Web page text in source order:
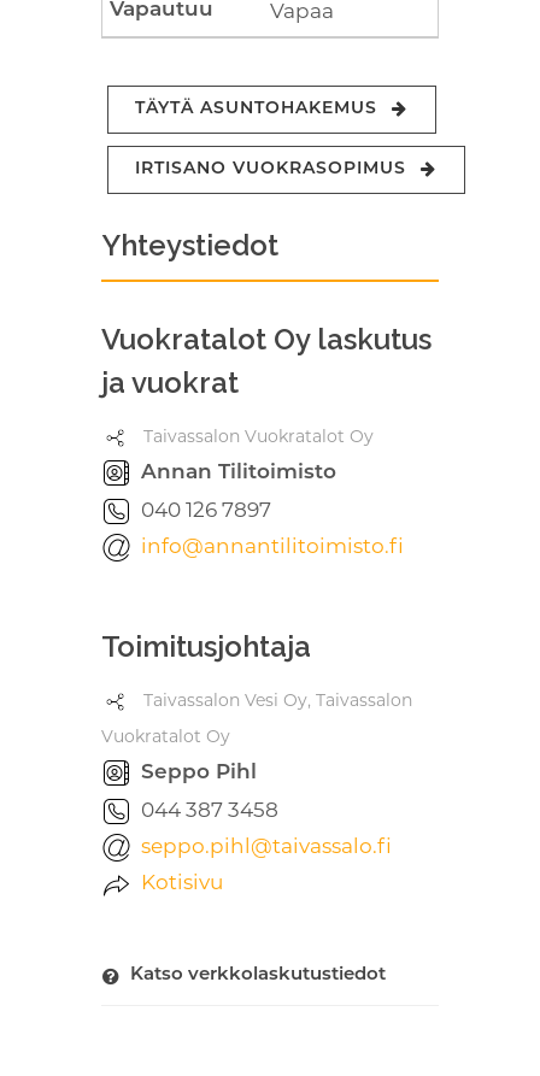
Vapaa
TÄYTÄ ASUNTOHAKEMUS
IRTISANO VUOKRASOPIMUS
Yhteystiedot
Vuokratalot Oy laskutus
ja vuokrat
Taivassalon Vuokratalot Oy
Annan Tilitoimisto
040 126 7897
info@annantilitoimisto.fi
Toimitusjohtaja
Taivassalon Vesi Oy, Taivassalon
Vuokratalot Oy
Seppo Pihl
044 387 3458
seppo.pihl@taivassalo.fi
Kotisivu
Katso verkkolaskutustiedot